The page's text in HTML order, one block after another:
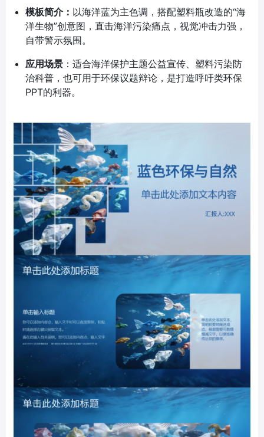
模板简介： 以海洋蓝为主色调，搭配塑料瓶改造的“海
洋生物”创意图，直击海洋污染痛点，视觉冲击力强，
自带警示氛围。
应用场景 ：适合海洋保护主题公益宣传、塑料污染防
治科普，也可用于环保议题辩论，是打造呼吁类环保
PPT的利器。